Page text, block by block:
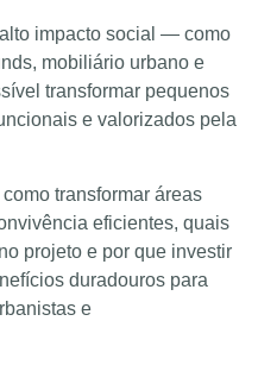
impacto social — como
mobiliário urbano e
transformar pequenos
e valorizados pela
transformar áreas
eficientes, quais
projeto e por que investir
duradouros para
e